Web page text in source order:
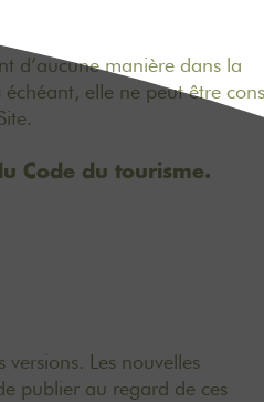
d’aucune manière dans la
elle ne peut être
Code du tourisme.
Les nouvelles
publier au regard de ces